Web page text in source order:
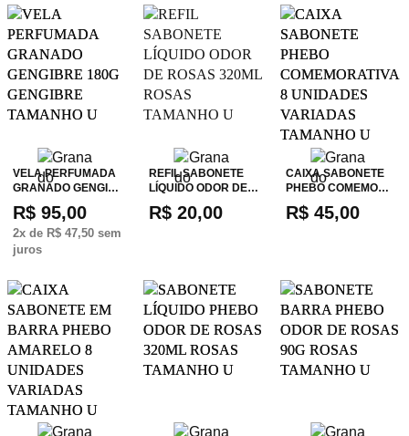
VELA PERFUMADA
GRANADO GENGI…
R$ 95,00
2x de R$ 47,50 sem
juros
REFIL SABONETE
LÍQUIDO ODOR DE…
R$ 20,00
CAIXA SABONETE
PHEBO COMEMO…
R$ 45,00